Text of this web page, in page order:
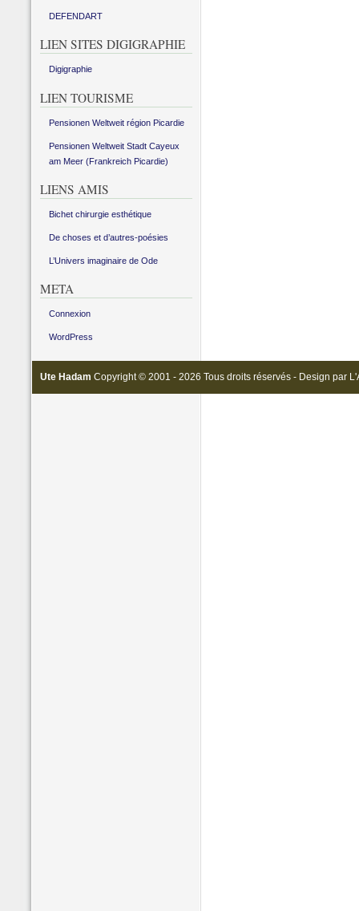
DEFENDART
LIEN SITES DIGIGRAPHIE
Digigraphie
LIEN TOURISME
Pensionen Weltweit région Picardie
Pensionen Weltweit Stadt Cayeux
am Meer (Frankreich Picardie)
LIENS AMIS
Bichet chirurgie esthétique
De choses et d’autres-poésies
L’Univers imaginaire de Ode
META
Connexion
WordPress
Ute Hadam Copyright © 2001 - 2026 Tous droits réservés - Design par